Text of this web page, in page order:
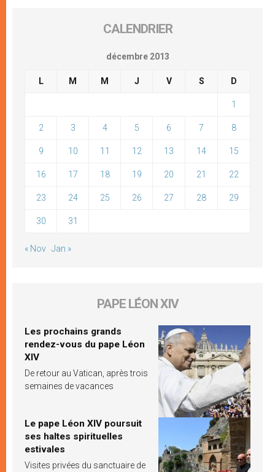
CALENDRIER
décembre 2013
L M M J V S D
1
2 3 4 5 6 7 8
9 10 11 12 13 14 15
16 17 18 19 20 21 22
23 24 25 26 27 28 29
30 31
« Nov Jan »
PAPE LÉON XIV
Les prochains grands
rendez-vous du pape Léon
XIV
De retour au Vatican, après trois
semaines de vacances
Le pape Léon XIV poursuit
ses haltes spirituelles
estivales
Visites privées du sanctuaire de